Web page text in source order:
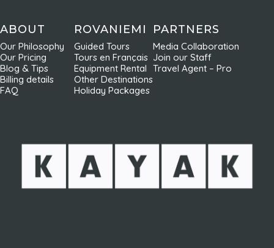
ABOUT
Our Philosophy
Our Pricing
Blog & Tips
Billing details
FAQ
ROVANIEMI
Guided Tours
Tours en Français
Equipment Rental
Other Destinations
Holiday Packages
PARTNERS
Media Collaboration
Join our Staff
Travel Agent – Pro